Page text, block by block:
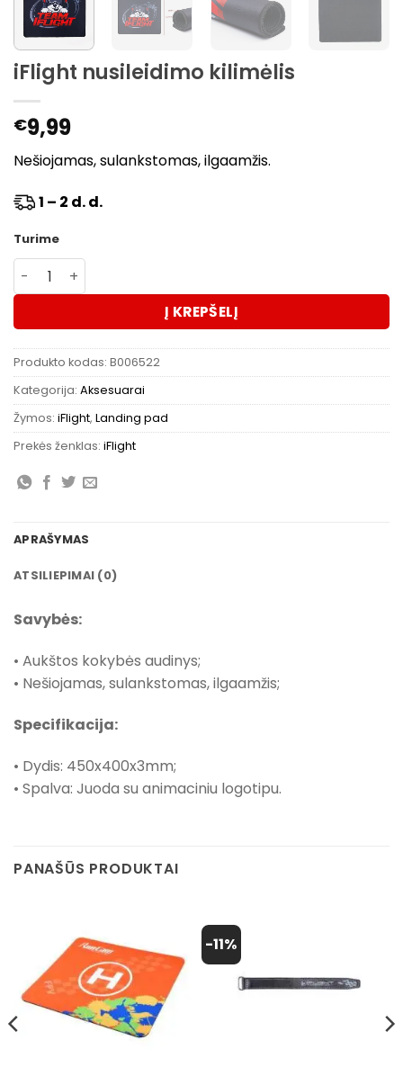
iFlight nusileidimo kilimėlis
€9,99
Nešiojamas, sulankstomas, ilgaamžis.
1 – 2 d. d.
Turime
produkto kiekis: iFlight nusileidimo kilimėlis
Į KREPŠELĮ
Produkto kodas: B006522
Kategorija: Aksesuarai
Žymos: iFlight, Landing pad
Prekės ženklas: iFlight
APRAŠYMAS
ATSILIEPIMAI (0)
Savybės:
• Aukštos kokybės audinys;
• Nešiojamas, sulankstomas, ilgaamžis;
Specifikacija:
• Dydis: 450x400x3mm;
• Spalva: Juoda su animaciniu logotipu.
PANAŠŪS PRODUKTAI
-11%